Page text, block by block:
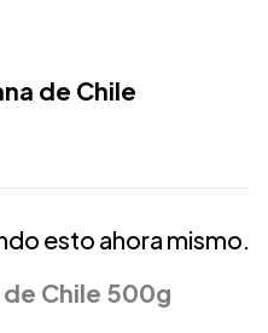
de Chile
esto ahora mismo.
Chile 500g